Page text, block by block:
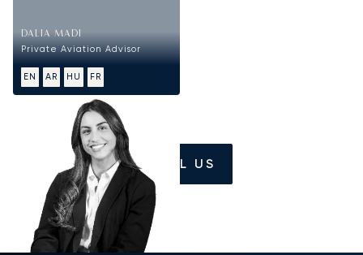
DALIA MADI
Private Aviation Advisor
EN AR HU FR
CALL US